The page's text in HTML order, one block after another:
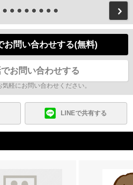
お問い合わせする(無料)
お問い合わせする
軽にお問い合わせください。
LINEで共有する